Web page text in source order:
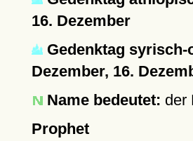
16. Dezember
Gedenktag syrisch-
Dezember, 16.
Name bedeutet: der
Prophet